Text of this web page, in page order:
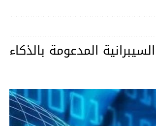
المدعومة بالذكاء